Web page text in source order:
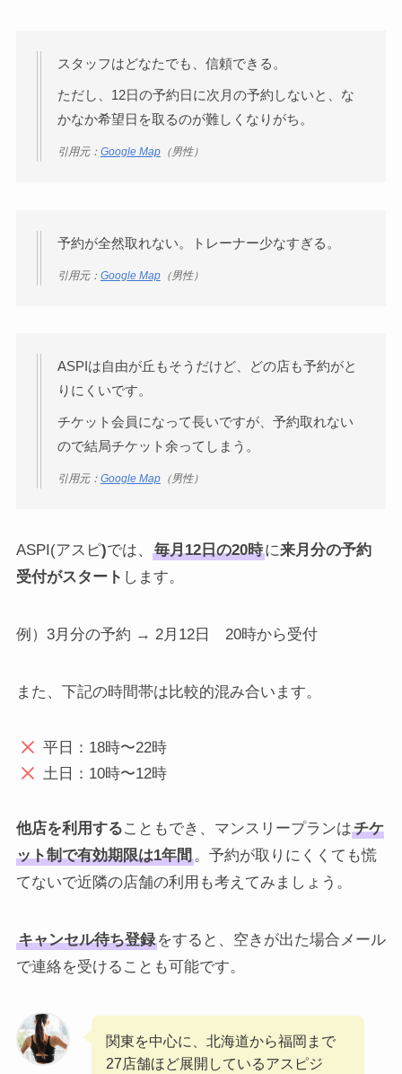
スタッフはどなたでも、信頼できる。
ただし、12日の予約日に次月の予約しないと、な
かなか希望日を取るのが難しくなりがち。
引用元： Google Map（男性）
予約が全然取れない。トレーナー少なすぎる。
引用元： Google Map（男性）
ASPIは自由が丘もそうだけど、どの店も予約がと
りにくいです。
チケット会員になって長いですが、予約取れない
ので結局チケット余ってしまう。
引用元： Google Map（男性）
ASPI(アスピ)では、 毎月12日の20時に来月分の予約
受付がスタート します。
例）3月分の予約 → 2月12日 20時から受付
また、下記の時間帯は比較的混み合います。
平日：18時〜22時
土日：10時〜12時
他店を利用することもでき、マンスリープランはチケ
ット制で有効期限は1年間。予約が取りにくくても慌
てないで近隣の店舗の利用も考えてみましょう。
キャンセル待ち登録をすると、空きが出た場合メール
で連絡を受けることも可能です。
関東を中心に、北海道から福岡まで
27店舗ほど展開しているアスピジ